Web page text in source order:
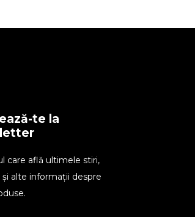
te la
care află ultimele stiri,
alte informații despre